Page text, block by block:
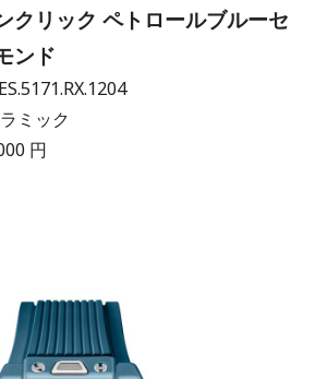
クリック ペトロールブルーセ
ンド
ミック
円